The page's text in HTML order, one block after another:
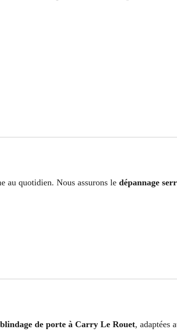
au quotidien. Nous assurons le dépannage
blindage de porte à Carry Le Rouet, adaptées